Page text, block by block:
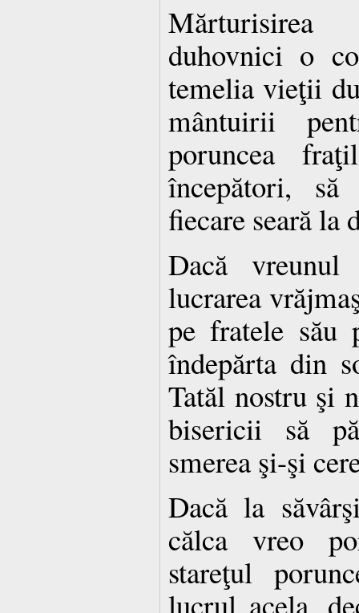
duhovnici o
temelia vieţii
mântuirii
poruncea
începători, să
fiecare seară la
Dacă
lucrarea
pe fratele său
îndepărta din
Tatăl nostru şi
bisericii să
smerea şi-şi
Dacă la
călca vreo
stareţul
lucrul acela,